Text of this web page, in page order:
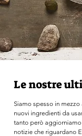
Le nostre
Siamo spesso in
nuovi ingredienti da
tanto però
notizie che riguardano